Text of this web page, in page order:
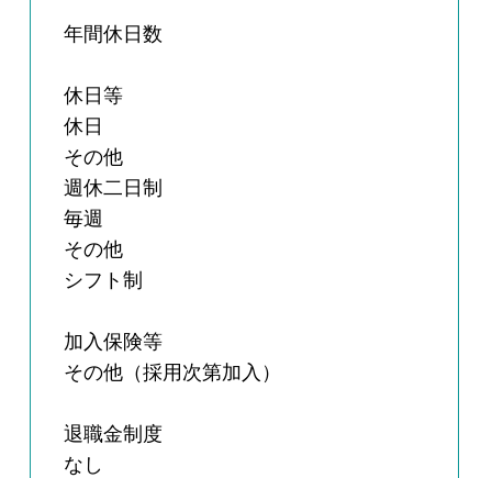
年間休日数
休日等
休日
その他
週休二日制
毎週
その他
シフト制
加入保険等
その他（採用次第加入）
退職金制度
なし